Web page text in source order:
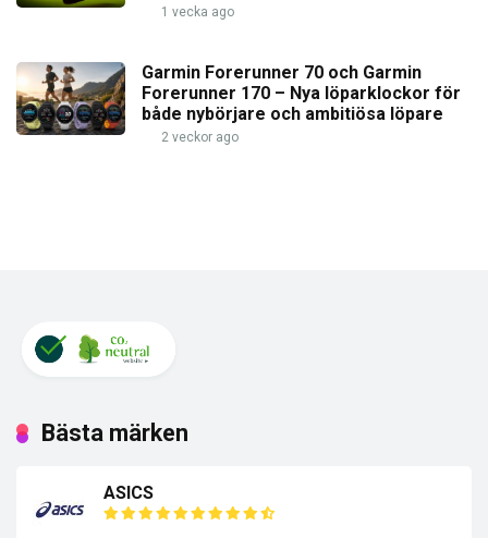
1 vecka ago
Garmin Forerunner 70 och Garmin
Forerunner 170 – Nya löparklockor för
både nybörjare och ambitiösa löpare
2 veckor ago
Bästa märken
ASICS